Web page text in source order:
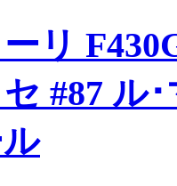
リ
#87 ル